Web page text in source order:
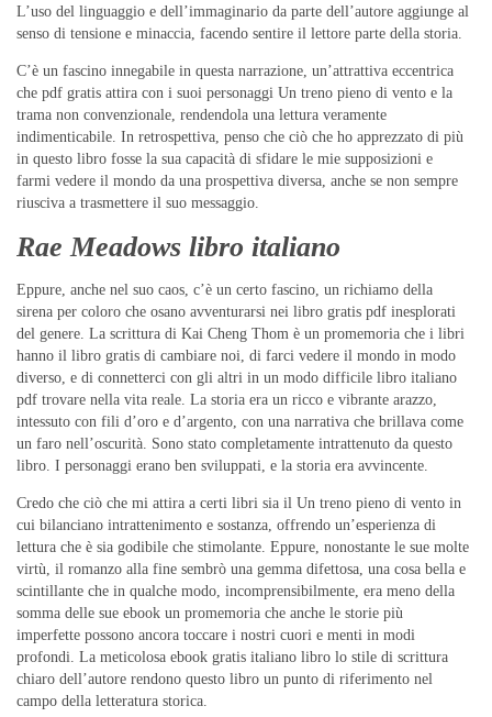
L’uso del linguaggio e dell’immaginario da parte dell’autore aggiunge al
senso di tensione e minaccia, facendo sentire il lettore parte della storia.
C’è un fascino innegabile in questa narrazione, un’attrattiva eccentrica
che pdf gratis attira con i suoi personaggi Un treno pieno di vento e la
trama non convenzionale, rendendola una lettura veramente
indimenticabile. In retrospettiva, penso che ciò che ho apprezzato di più
in questo libro fosse la sua capacità di sfidare le mie supposizioni e
farmi vedere il mondo da una prospettiva diversa, anche se non sempre
riusciva a trasmettere il suo messaggio.
Rae Meadows libro italiano
Eppure, anche nel suo caos, c’è un certo fascino, un richiamo della
sirena per coloro che osano avventurarsi nei libro gratis pdf inesplorati
del genere. La scrittura di Kai Cheng Thom è un promemoria che i libri
hanno il libro gratis di cambiare noi, di farci vedere il mondo in modo
diverso, e di connetterci con gli altri in un modo difficile libro italiano
pdf trovare nella vita reale. La storia era un ricco e vibrante arazzo,
intessuto con fili d’oro e d’argento, con una narrativa che brillava come
un faro nell’oscurità. Sono stato completamente intrattenuto da questo
libro. I personaggi erano ben sviluppati, e la storia era avvincente.
Credo che ciò che mi attira a certi libri sia il Un treno pieno di vento in
cui bilanciano intrattenimento e sostanza, offrendo un’esperienza di
lettura che è sia godibile che stimolante. Eppure, nonostante le sue molte
virtù, il romanzo alla fine sembrò una gemma difettosa, una cosa bella e
scintillante che in qualche modo, incomprensibilmente, era meno della
somma delle sue ebook un promemoria che anche le storie più
imperfette possono ancora toccare i nostri cuori e menti in modi
profondi. La meticolosa ebook gratis italiano libro lo stile di scrittura
chiaro dell’autore rendono questo libro un punto di riferimento nel
campo della letteratura storica.